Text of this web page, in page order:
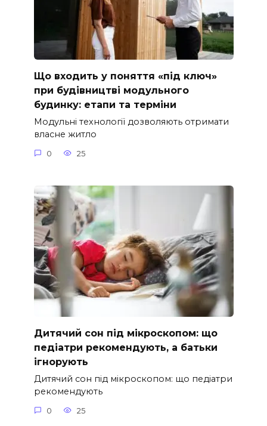
Що входить у поняття «під ключ»
при будівництві модульного
будинку: етапи та терміни
Модульні технології дозволяють отримати
власне житло
0 25
Дитячий сон під мікроскопом: що
педіатри рекомендують, а батьки
ігнорують
Дитячий сон під мікроскопом: що педіатри
рекомендують
0 25